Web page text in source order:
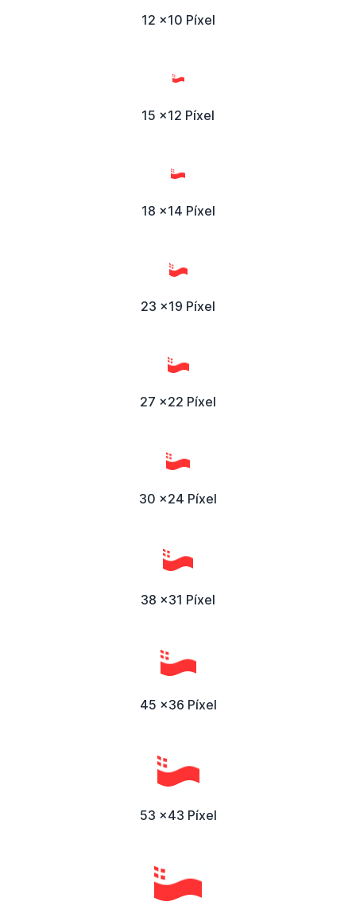
12 x10 Píxel
15 x12 Píxel
18 x14 Píxel
23 x19 Píxel
27 x22 Píxel
30 x24 Píxel
38 x31 Píxel
45 x36 Píxel
53 x43 Píxel